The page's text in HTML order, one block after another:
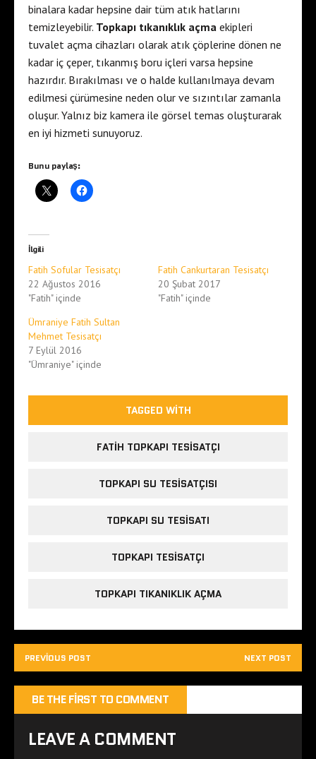
binalara kadar hepsine dair tüm atık hatlarını
temizleyebilir. Topkapı tıkanıklık açma ekipleri
tuvalet açma cihazları olarak atık çöplerine dönen ne
kadar iç çeper, tıkanmış boru içleri varsa hepsine
hazırdır. Bırakılması ve o halde kullanılmaya devam
edilmesi çürümesine neden olur ve sızıntılar zamanla
oluşur. Yalnız biz kamera ile görsel temas oluşturarak
en iyi hizmeti sunuyoruz.
Bunu paylaş:
İlgili
Fatih Sofular Tesisatçı
22 Ağustos 2016
"Fatih" içinde
Fatih Cankurtaran Tesisatçı
20 Şubat 2017
"Fatih" içinde
Ümraniye Fatih Sultan
Mehmet Tesisatçı
7 Eylül 2016
"Ümraniye" içinde
TAGGED WITH
FATIH TOPKAPI TESISATÇI
TOPKAPI SU TESISATÇISI
TOPKAPI SU TESISATI
TOPKAPI TESISATÇI
TOPKAPI TIKANIKLIK AÇMA
PREVIOUS POST NEXT POST
BE THE FIRST TO COMMENT
LEAVE A COMMENT